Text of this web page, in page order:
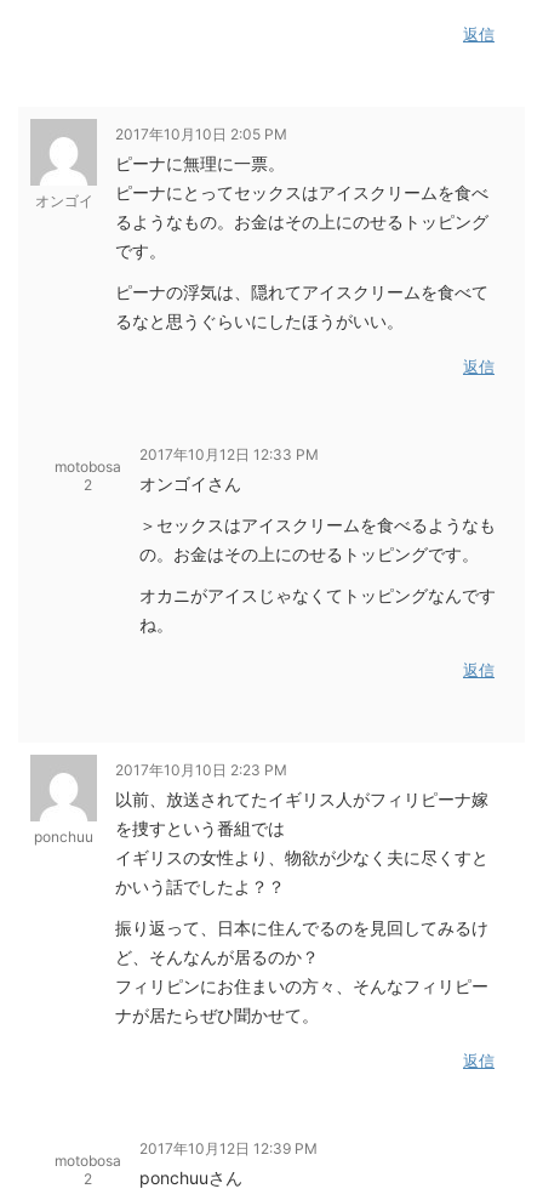
返信
オンゴイ
2017年10月10日 2:05 PM
ピーナに無理に一票。
ピーナにとってセックスはアイスクリームを食べ
るようなもの。お金はその上にのせるトッピング
です。
ピーナの浮気は、隠れてアイスクリームを食べて
るなと思うぐらいにしたほうがいい。
返信
motobosa
2
2017年10月12日 12:33 PM
オンゴイさん
＞セックスはアイスクリームを食べるようなも
の。お金はその上にのせるトッピングです。
オカニがアイスじゃなくてトッピングなんです
ね。
返信
ponchuu
2017年10月10日 2:23 PM
以前、放送されてたイギリス人がフィリピーナ嫁
を捜すという番組では
イギリスの女性より、物欲が少なく夫に尽くすと
かいう話でしたよ？？
振り返って、日本に住んでるのを見回してみるけ
ど、そんなんが居るのか？
フィリピンにお住まいの方々、そんなフィリピー
ナが居たらぜひ聞かせて。
返信
motobosa
2
2017年10月12日 12:39 PM
ponchuuさん